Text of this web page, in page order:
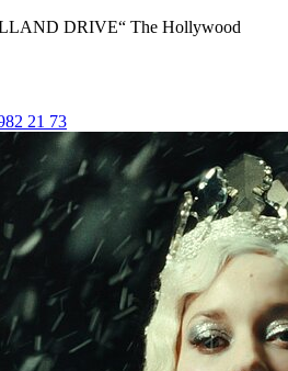
DRIVE“ The Hollywood
21 73